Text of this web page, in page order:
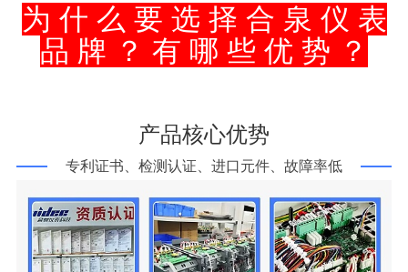
为 什 么 要 选 择 合 泉 仪 表
品 牌 ？ 有 哪 些 优 势 ？
产品核心优势
专利证书、检测认证、进口元件、故障率低